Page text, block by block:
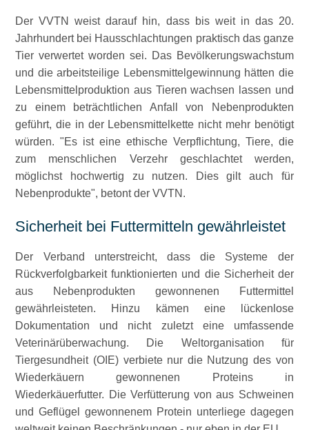
Der VVTN weist darauf hin, dass bis weit in das 20.
Jahrhundert bei Hausschlachtungen praktisch das ganze
Tier verwertet worden sei. Das Bevölkerungswachstum
und die arbeitsteilige Lebensmittelgewinnung hätten die
Lebensmittelproduktion aus Tieren wachsen lassen und
zu einem beträchtlichen Anfall von Nebenprodukten
geführt, die in der Lebensmittelkette nicht mehr benötigt
würden. Es ist eine ethische Verpflichtung, Tiere, die
zum menschlichen Verzehr geschlachtet werden,
möglichst hochwertig zu nutzen. Dies gilt auch für
Nebenprodukte , betont der VVTN.
Sicherheit bei Futtermitteln gewährleistet
Der Verband unterstreicht, dass die Systeme der
Rückverfolgbarkeit funktionierten und die Sicherheit der
aus Nebenprodukten gewonnenen Futtermittel
gewährleisteten. Hinzu kämen eine lückenlose
Dokumentation und nicht zuletzt eine umfassende
Veterinärüberwachung. Die Weltorganisation für
Tiergesundheit (OIE) verbiete nur die Nutzung des von
Wiederkäuern gewonnenen Proteins in
Wiederkäuerfutter. Die Verfütterung von aus Schweinen
und Geflügel gewonnenem Protein unterliege dagegen